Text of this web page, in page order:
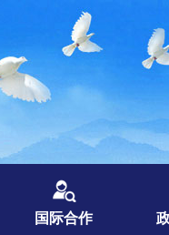
国际合作